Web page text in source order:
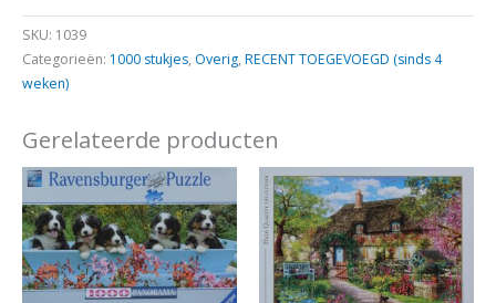
SKU: 1039
Categorieën: 1000 stukjes, Overig, RECENT TOEGEVOEGD (sinds 4
weken)
Gerelateerde producten